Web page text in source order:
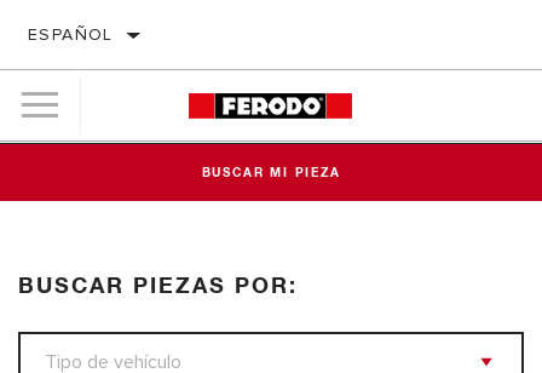
ESPAÑOL
BUSCAR MI PIEZA
BUSCAR PIEZAS POR: